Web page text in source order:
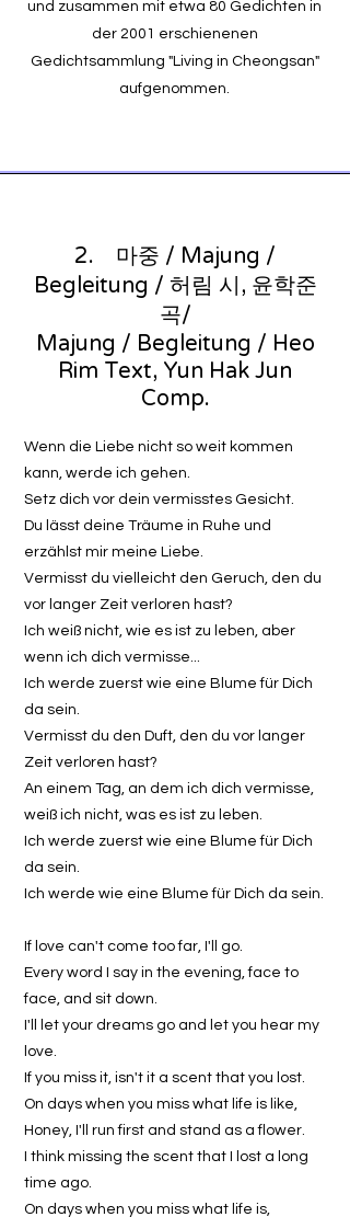
und zusammen mit etwa 80 Gedichten in
der 2001 erschienenen
Gedichtsammlung "Living in Cheongsan"
aufgenommen.
2. 마중 / Majung /
Begleitung / 허림 시, 윤학준
곡/
Majung / Begleitung / Heo
Rim Text, Yun Hak Jun
Comp.
Wenn die Liebe nicht so weit kommen
kann, werde ich gehen.
Setz dich vor dein vermisstes Gesicht.
Du lässt deine Träume in Ruhe und
erzählst mir meine Liebe.
Vermisst du vielleicht den Geruch, den du
vor langer Zeit verloren hast?
Ich weiß nicht, wie es ist zu leben, aber
wenn ich dich vermisse...
Ich werde zuerst wie eine Blume für Dich
da sein.
Vermisst du den Duft, den du vor langer
Zeit verloren hast?
An einem Tag, an dem ich dich vermisse,
weiß ich nicht, was es ist zu leben.
Ich werde zuerst wie eine Blume für Dich
da sein.
Ich werde wie eine Blume für Dich da sein.
If love can't come too far, I'll go.
Every word I say in the evening, face to
face, and sit down.
I'll let your dreams go and let you hear my
love.
If you miss it, isn't it a scent that you lost.
On days when you miss what life is like,
Honey, I'll run first and stand as a flower.
I think missing the scent that I lost a long
time ago.
On days when you miss what life is,